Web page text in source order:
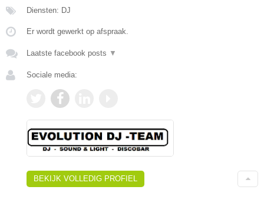
Diensten: DJ
Er wordt gewerkt op afspraak.
Laatste facebook posts ▼
Sociale media:
BEKIJK VOLLEDIG PROFIEL